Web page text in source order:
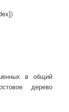
в общий
дерево